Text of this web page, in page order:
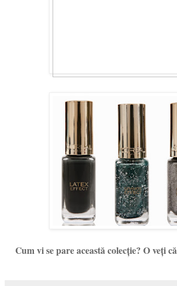
Cum vi se pare această colecție? O veți